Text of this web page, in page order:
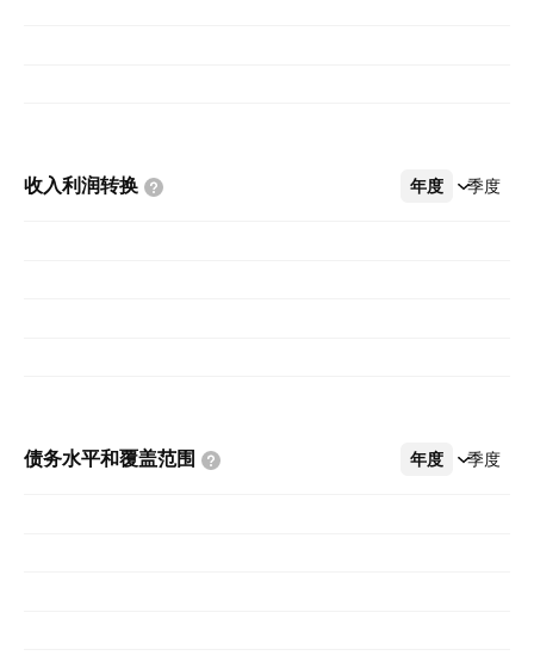
收入利润转换 年度 季度
更多
债务水平和覆盖范围 年度 季度
更多